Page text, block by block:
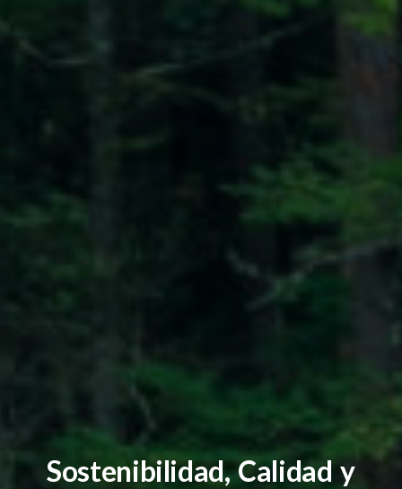
Sostenibilidad, Calidad y